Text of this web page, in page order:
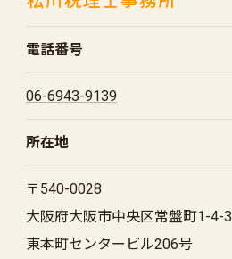
電話番号
06-6943-9139
所在地
〒540-0028
大阪府大阪市中央区常盤町1-4-3
東本町センタービル206号